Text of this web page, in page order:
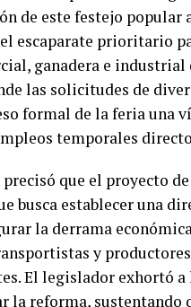
de este festejo popular
escaparate prioritario
ganadera e
las solicitudes de
formal de la feria una
temporales
precisó que el proyecto
busca establecer una
la derrama
y
El legislador exhortó a
la reforma, sustentando